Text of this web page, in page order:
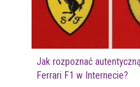
Jak rozpoznać
Ferrari F1 w Internecie?